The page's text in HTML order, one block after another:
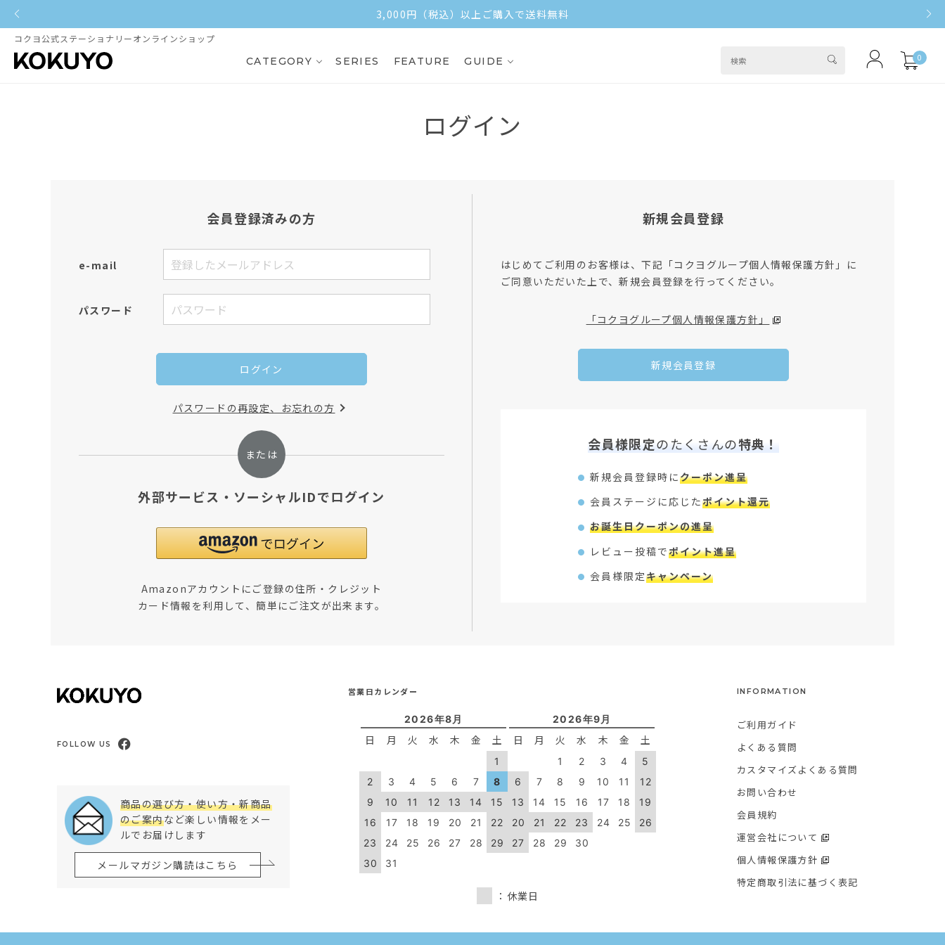
3,000円（税込）以上ご購入で送料無料
コクヨ公式ステーショナリーオンラインショップ
CATEGORY SERIES FEATURE GUIDE 0
ログイン
会員登録済みの方
e-mail
パスワード
ログイン
パスワードの再設定、お忘れの方
外部サービス・ソーシャルIDでログイン
Amazonアカウントにご登録の住所・クレジット
カード情報を利用して、簡単にご注文が出来ます。
新規会員登録
はじめてご利用のお客様は、下記「コクヨグループ個人情報保護方針」に
ご同意いただいた上で、新規会員登録を行ってください。
「コクヨグループ個人情報保護方針」
新規会員登録
会員様限定のたくさんの特典！
新規会員登録時にクーポン進呈
会員ステージに応じたポイント還元
お誕生日クーポンの進呈
レビュー投稿でポイント進呈
会員様限定キャンペーン
FOLLOW US
商品の選び方・使い方・新商品
のご案内など楽しい情報をメー
ルでお届けします
メールマガジン購読はこちら
営業日カレンダー
2026年8月
日 月 火 水 木 金 土
1
2
3 4 5 6 7
8
9
10 11 12 13 14
15
16
17 18 19 20 21
22
23
24 25 26 27 28
29
30
31
2026年9月
日 月 火 水 木 金 土
1 2 3 4
5
6
7 8 9 10 11
12
13
14 15 16 17 18
19
20
21 22 23 24 25
26
27
28 29 30
：休業日
INFORMATION
ご利用ガイド
よくある質問
カスタマイズよくある質問
お問い合わせ
会員規約
運営会社について
個人情報保護方針
特定商取引法に基づく表記